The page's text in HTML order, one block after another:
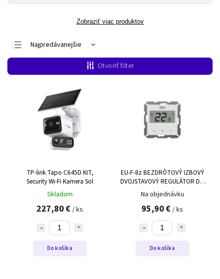
Zobraziť viac produktov
Najpredávanejšie
Najlacnejšie
Najdrahšie
Abecedne
Otvoriť filter
TP-link Tapo C645D KIT,
Security Wi-Fi Kamera Sol
Skladom
227,80 € / ks
Do košíka
EU-F-8z BEZDRÔTOVÝ IZBOVÝ
DVOJSTAVOVÝ REGULÁTOR DO
RÁMČEKA (MERANIE VLHKOSTI
VZDUCHU) biely
Na objednávku
95,90 € / ks
Do košíka